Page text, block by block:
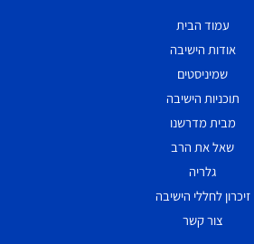
עמוד הבית
אודות הישיבה
שמיניסטים
תוכניות הישיבה
מבית מדרשנו
שאל את הרב
גלריה
זיכרון לחללי הישיבה
צור קשר